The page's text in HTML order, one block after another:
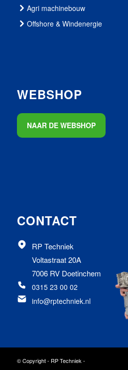
Agri machinebouw
Offshore & Windenergie
WEBSHOP
NAAR DE WEBSHOP
CONTACT
RP Techniek
Voltastraat 20A
7006 RV Doetinchem
0315 23 00 02
info@rptechniek.nl
© Copyright - RP Techniek -